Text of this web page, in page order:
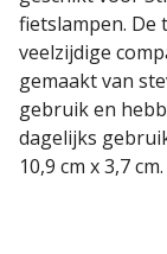
fietslampen. De
veelzijdige
gemaakt van
gebruik en
dagelijks
10,9 cm x 3,7 cm.